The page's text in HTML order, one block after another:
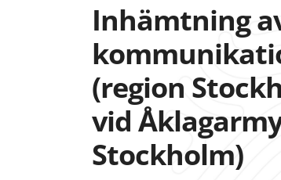
Inhämtning
(region
vid
Stockholm)